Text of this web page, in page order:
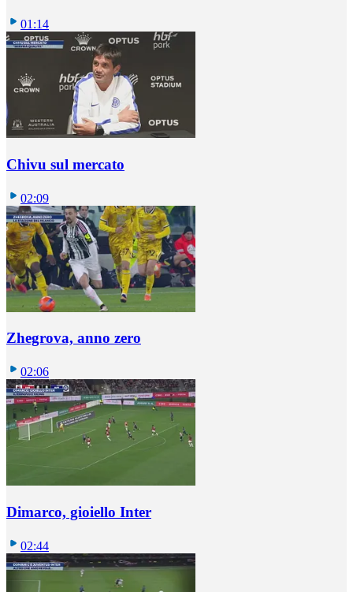
01:14
Chivu sul mercato
02:09
Zhegrova, anno zero
02:06
Dimarco, gioiello Inter
02:44